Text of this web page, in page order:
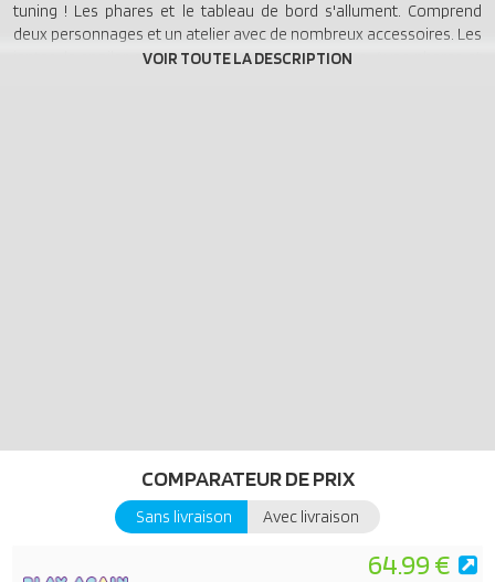
tuning ! Les phares et le tableau de bord s'allument. Comprend
deux personnages et un atelier avec de nombreux accessoires. Les
jantes, le spoiler et le pare-chocs sont amovibles. Avec phares et
COMPARATEUR DE PRIX
Sans livraison Avec livraison
64.99 €